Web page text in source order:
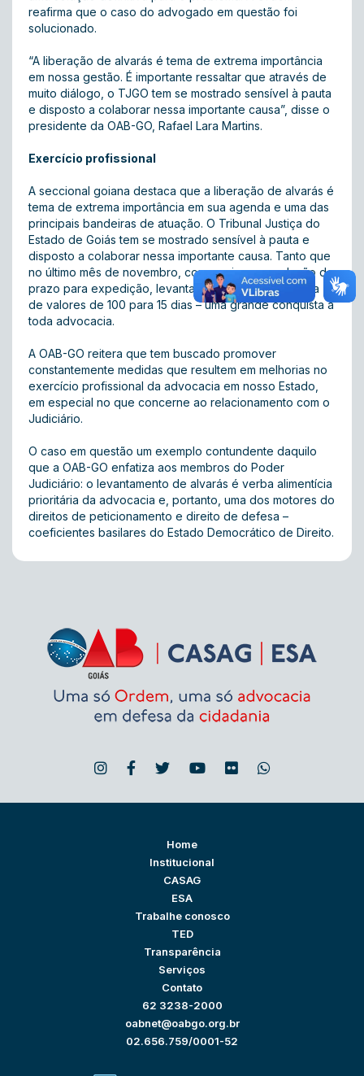
reafirma que o caso do advogado em questão foi
solucionado.
“A liberação de alvarás é tema de extrema importância
em nossa gestão. É importante ressaltar que através de
muito diálogo, o TJGO tem se mostrado sensível à pauta
e disposto a colaborar nessa importante causa”, disse o
presidente da OAB-GO, Rafael Lara Martins.
Exercício profissional
A seccional goiana destaca que a liberação de alvarás é
tema de extrema importância em sua agenda e uma das
principais bandeiras de atuação. O Tribunal Justiça do
Estado de Goiás tem se mostrado sensível à pauta e
disposto a colaborar nessa importante causa. Tanto que
no último mês de novembro, conseguiu-se a redução do
prazo para expedição, levantamento ou transferência
de valores de 100 para 15 dias – uma grande conquista a
toda advocacia.
A OAB-GO reitera que tem buscado promover
constantemente medidas que resultem em melhorias no
exercício profissional da advocacia em nosso Estado,
em especial no que concerne ao relacionamento com o
Judiciário.
O caso em questão um exemplo contundente daquilo
que a OAB-GO enfatiza aos membros do Poder
Judiciário: o levantamento de alvarás é verba alimentícia
prioritária da advocacia e, portanto, uma dos motores do
direitos de peticionamento e direito de defesa –
coeficientes basilares do Estado Democrático de Direito.
Home
Institucional
CASAG
ESA
Trabalhe conosco
TED
Transparência
Serviços
Contato
62 3238-2000
oabnet@oabgo.org.br
02.656.759/0001-52